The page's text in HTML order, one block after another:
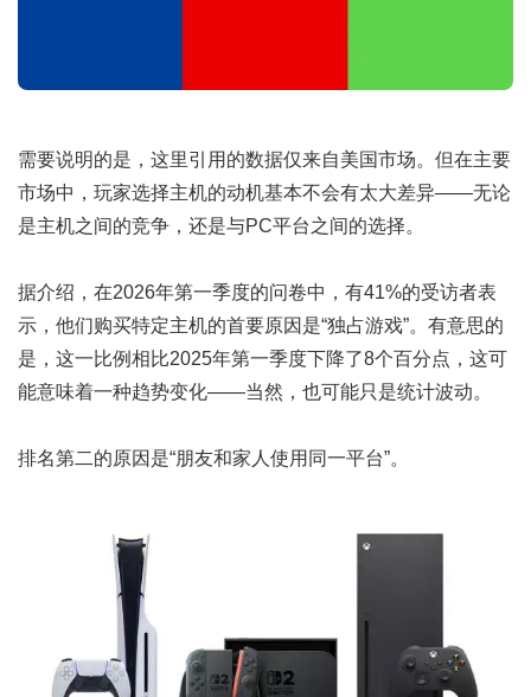
需要说明的是，这里引用的数据仅来自美国市场。但在主要
市场中，玩家选择主机的动机基本不会有太大差异——无论
是主机之间的竞争，还是与PC平台之间的选择。
据介绍，在2026年第一季度的问卷中，有41%的受访者表
示，他们购买特定主机的首要原因是“独占游戏”。有意思的
是，这一比例相比2025年第一季度下降了8个百分点，这可
能意味着一种趋势变化——当然，也可能只是统计波动。
排名第二的原因是“朋友和家人使用同一平台”。